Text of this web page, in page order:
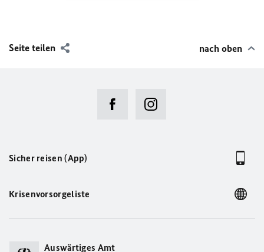
Seite teilen nach oben
Sicher reisen (App)
Krisenvorsorgeliste
Auswärtiges Amt